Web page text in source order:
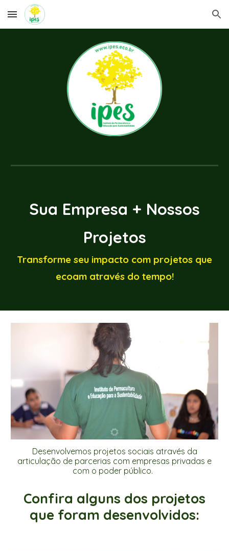
Skip to main content Skip to navigation
Sua Empresa + Nossos
Projetos
Transforme seu impacto com projetos que
ecoam através do tempo!
Desenvolvemos projetos sociais através da
articulação de parcerias com empresas privadas e
com o poder público.
Confira alguns dos projetos
que foram desenvolvidos: